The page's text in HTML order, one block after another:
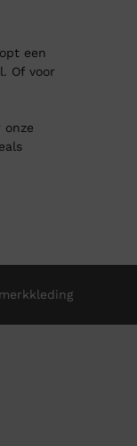
een
Of voor
onze